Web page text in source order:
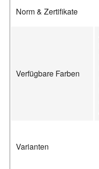
Norm & Zertifikate
Verfügbare Farben
Varianten